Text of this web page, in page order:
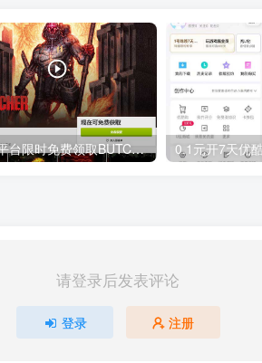
GOG平台限时免费领取BUTCHER（屠夫）
请登录后发表评论
登录 注册